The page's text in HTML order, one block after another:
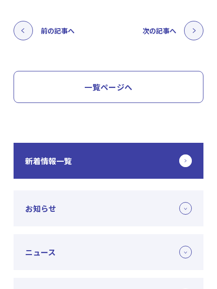
前の記事へ 次の記事へ
一覧ページへ
新着情報一覧
お知らせ
ニュース